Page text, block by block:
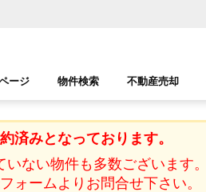
ージ 物件検索
木更津エリア
不動産売却
済みとなっております。
ない物件も多数ございます。
ォームよりお問合せ下さい。